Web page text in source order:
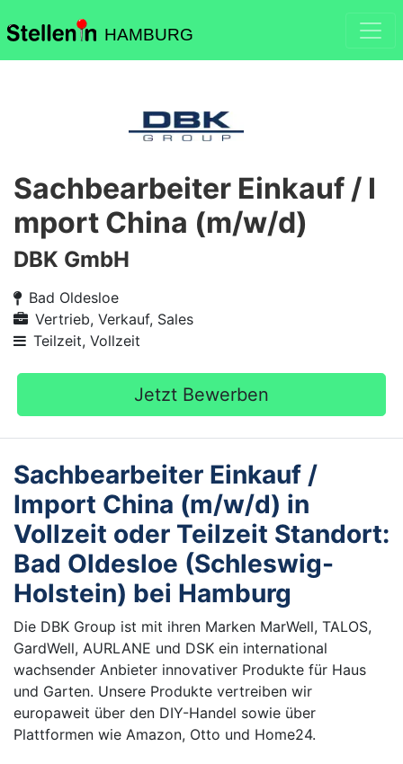
HAMBURG
Sachbearbeiter Einkauf / I
mport China (m/w/d)
DBK GmbH
Bad Oldesloe
Vertrieb, Verkauf, Sales
Teilzeit, Vollzeit
Jetzt Bewerben
Sachbearbeiter Einkauf /
Import China (m/w/d) in
Vollzeit oder Teilzeit Standort:
Bad Oldesloe (Schleswig-
Holstein) bei Hamburg
Die DBK Group ist mit ihren Marken MarWell, TALOS,
GardWell, AURLANE und DSK ein international
wachsender Anbieter innovativer Produkte für Haus
und Garten. Unsere Produkte vertreiben wir
europaweit über den DIY-Handel sowie über
Plattformen wie Amazon, Otto und Home24.